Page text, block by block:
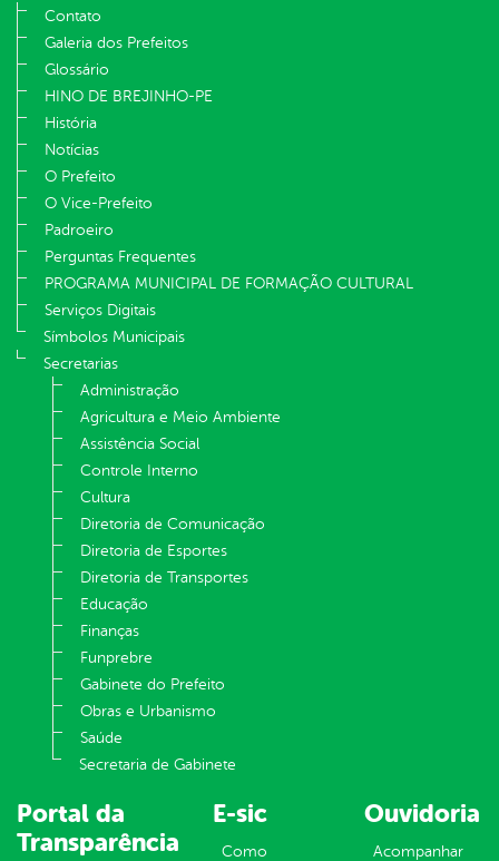
Contato
Galeria dos Prefeitos
Glossário
HINO DE BREJINHO-PE
História
Notícias
O Prefeito
O Vice-Prefeito
Padroeiro
Perguntas Frequentes
PROGRAMA MUNICIPAL DE FORMAÇÃO CULTURAL
Serviços Digitais
Símbolos Municipais
Secretarias
Administração
Agricultura e Meio Ambiente
Assistência Social
Controle Interno
Cultura
Diretoria de Comunicação
Diretoria de Esportes
Diretoria de Transportes
Educação
Finanças
Funprebre
Gabinete do Prefeito
Obras e Urbanismo
Saúde
Secretaria de Gabinete
Portal da
Transparência
E-sic
Como
Ouvidoria
Acompanhar